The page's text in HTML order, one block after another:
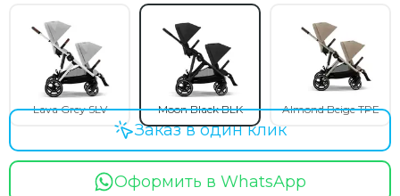
Lava Grey SLV Moon Black BLK Almond Beige TPE
Оформить в WhatsApp
Заказ в один клик